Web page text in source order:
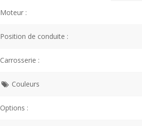
Moteur :
Position de conduite :
Carrosserie :
Couleurs
Options :